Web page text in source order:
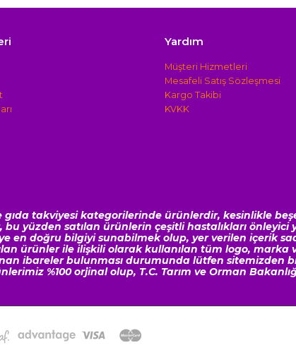
Yardım
Müşteri Hizmetleri
Mesafeli Satış Sözleşmesi
Kargo Takibi
KVKK
takviyesi kategorilerinde ürünlerdir, kesinlikle
yüzden satılan ürünlerin çeşitli hastalıkları
en doğru bilgiyi sunabilmek olup, yer verilen içerik
ürünler ile ilişkili olarak kullanılan tüm logo,
ibareler bulunması durumunda lütfen sitemizden
%100 orjinal olup, T.C. Tarım ve Orman